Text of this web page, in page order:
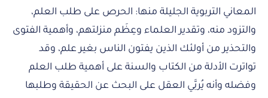
المعاني التربوية الجليلة منها: الحرص على طلب العلم،
والتزود منه، وتقدير العلماء وعِظَم منزلتهم، وأهمية الفتوى
والتحذير من أولئك الذين يفتون الناس بغير علم، وقد
تواترت الأدلة من الكتاب والسنة على أهمية طلب العلم
وفضله وأنه يُربَّي العقل على البحث عن الحقيقة وطلبها